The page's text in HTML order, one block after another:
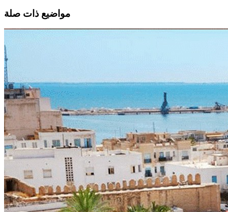
مواضيع ذات صلة